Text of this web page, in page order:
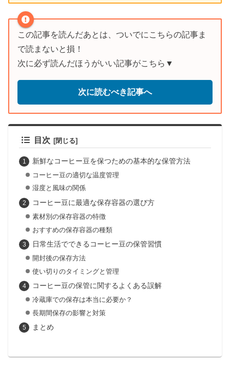
この記事を読んだあとは、ついでにこちらの記事ま
で読まないと損！
次に必ず読んだほうがいい記事がこちら▼
次に読むべき記事へ
目次
新鮮なコーヒー豆を保つための基本的な保管方法
コーヒー豆の適切な温度管理
湿度と風味の関係
コーヒー豆に最適な保存容器の選び方
素材別の保存容器の特徴
おすすめの保存容器の種類
日常生活でできるコーヒー豆の保管習慣
開封後の保存方法
使い切りのタイミングと管理
コーヒー豆の保管に関するよくある誤解
冷蔵庫での保存は本当に必要か？
長期間保存の影響と対策
まとめ